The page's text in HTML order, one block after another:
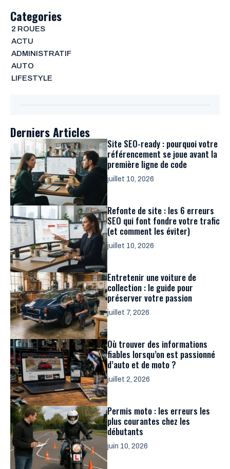
Categories
2 ROUES
ACTU
ADMINISTRATIF
AUTO
LIFESTYLE
Derniers Articles
Site SEO-ready : pourquoi votre
référencement se joue avant la
première ligne de code
juillet 10, 2026
Refonte de site : les 6 erreurs
SEO qui font fondre votre trafic
(et comment les éviter)
juillet 10, 2026
Entretenir une voiture de
collection : le guide pour
préserver votre passion
juillet 7, 2026
Où trouver des informations
fiables lorsqu’on est passionné
d’auto et de moto ?
juillet 2, 2026
Permis moto : les erreurs les
plus courantes chez les
débutants
juin 10, 2026